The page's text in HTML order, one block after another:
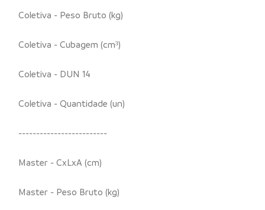
Coletiva - Peso Bruto (kg)
Coletiva - Cubagem (cm³)
Coletiva - DUN 14
Coletiva - Quantidade (un)
-------------------------
Master - CxLxA (cm)
Master - Peso Bruto (kg)